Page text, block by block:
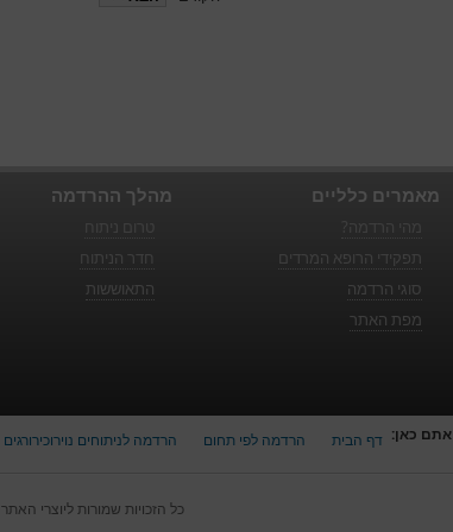
מהלך ההרדמה
חדר הניתוח
התאוששות
מאמרים כלליים
תפקידי הרופא המרדים
סוגי הרדמה
מפת האתר
אתם כאן: דף הבית הרדמה לפי תחום הרדמה לניתוחים נוירוכירורגים
כל הזכויות שמורות ליוצרי האתר www.hardama.com